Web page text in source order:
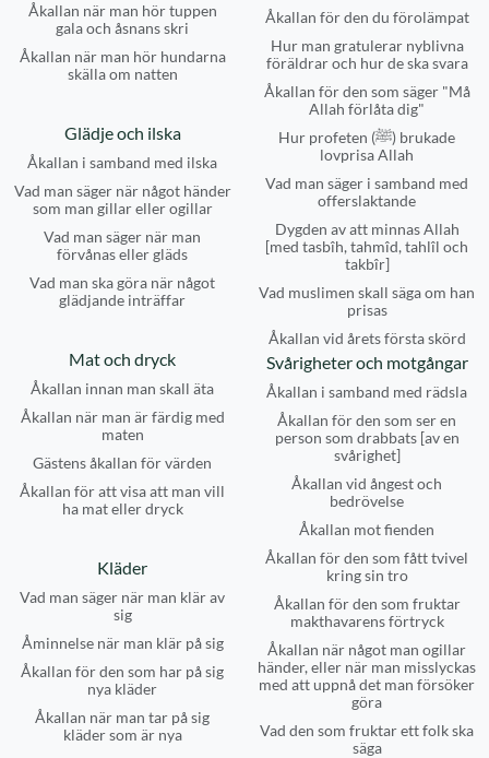
Åkallan för den du förolämpat
Hur man gratulerar nyblivna
föräldrar och hur de ska svara
Åkallan för den som säger "Må
Allah förlåta dig"
Hur profeten (ﷺ) brukade
lovprisa Allah
Vad man säger i samband med
offerslaktande
Dygden av att minnas Allah
[med tasbîh, tahmîd, tahlîl och
takbîr]
Vad muslimen skall säga om han
prisas
Åkallan vid årets första skörd
Åkallan när man hör tuppen
gala och åsnans skri
Åkallan när man hör hundarna
skälla om natten
Glädje och ilska
Åkallan i samband med ilska
Vad man säger när något händer
som man gillar eller ogillar
Vad man säger när man
förvånas eller gläds
Vad man ska göra när något
glädjande inträffar
Mat och dryck
Åkallan innan man skall äta
Åkallan när man är färdig med
maten
Gästens åkallan för värden
Åkallan för att visa att man vill
ha mat eller dryck
Svårigheter och motgångar
Åkallan i samband med rädsla
Åkallan för den som ser en
person som drabbats [av en
svårighet]
Åkallan vid ångest och
bedrövelse
Åkallan mot fienden
Åkallan för den som fått tvivel
kring sin tro
Åkallan för den som fruktar
makthavarens förtryck
Åkallan när något man ogillar
händer, eller när man misslyckas
med att uppnå det man försöker
göra
Vad den som fruktar ett folk ska
säga
Kläder
Vad man säger när man klär av
sig
Åminnelse när man klär på sig
Åkallan för den som har på sig
nya kläder
Åkallan när man tar på sig
kläder som är nya